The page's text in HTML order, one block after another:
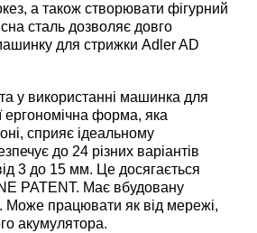
а також створювати фігурний
сталь дозволяє довго
для стрижки Adler AD
у використанні машинка для
ергономічна форма, яка
сприяє ідеальному
до 24 різних варіантів
3 до 15 мм. Це досягається
PATENT. Має вбудовану
Може працювати як від мережі,
акумулятора.